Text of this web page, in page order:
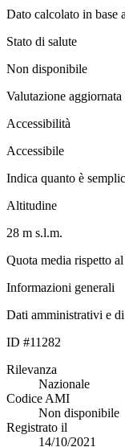
Dato calcolato in base
Stato di salute
Non disponibile
Valutazione
Accessibilità
Accessibile
Indica quanto è
Altitudine
28 m s.l.m.
Quota media rispetto
Informazioni generali
Dati amministrativi e
ID #11282
Rilevanza
Nazionale
Codice AMI
Non disponibile
Registrato il
14/10/2021